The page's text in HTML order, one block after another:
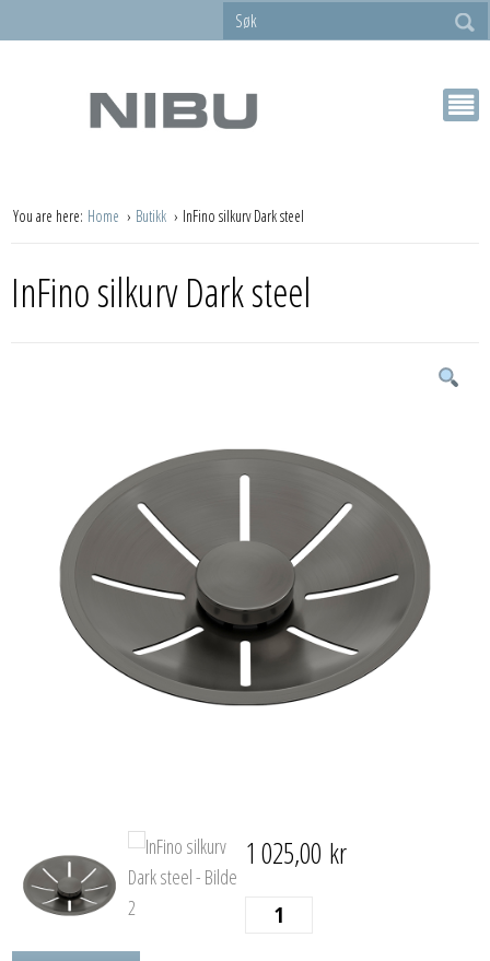
You are here: Home Butikk InFino silkurv Dark steel
InFino silkurv Dark steel
1 025,00 kr
InFino